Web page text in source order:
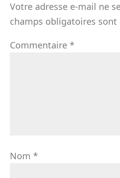
Votre adresse e-mail ne
champs obligatoires sont
Commentaire *
Nom *